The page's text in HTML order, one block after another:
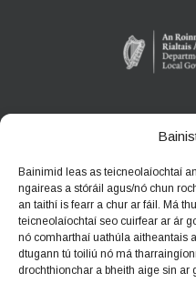
Bainimid leas as teicneolaíochtaí
ngaireas a stóráil agus/nó chun
an taithí is fearr a chur ar fáil. Má
teicneolaíochtaí seo cuirfear ar ár
nó comharthaí uathúla aitheantais
dtugann tú toiliú nó má
drochthionchar a bheith aige sin
ANACLANN
An
Ard
Teileafón:
Ríomhphost: